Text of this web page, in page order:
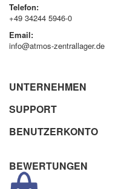
Telefon:
+49 34244 5946-0
Email:
info@atmos-zentrallager.de
UNTERNEHMEN
SUPPORT
BENUTZERKONTO
BEWERTUNGEN